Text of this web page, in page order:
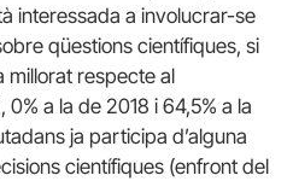
interessada a involucrar-se
qüestions científiques, si
millorat respecte al
a la de 2018 i 64,5% a la
ja participa d’alguna
científiques (enfront del